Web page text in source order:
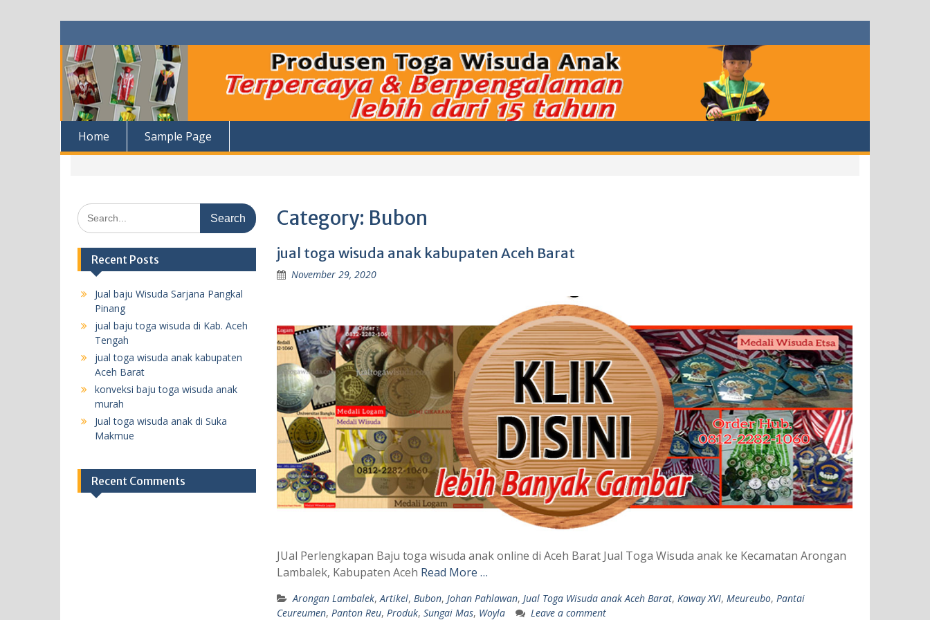
to
content
Home Sample Page
Category: Bubon
jual toga wisuda anak kabupaten Aceh Barat
November 29, 2020
JUal Perlengkapan Baju toga wisuda anak online di Aceh Barat Jual Toga Wisuda anak ke Kecamatan Arongan
Lambalek, Kabupaten Aceh Read More …
Arongan Lambalek,Artikel, Bubon, Johan Pahlawan, Jual Toga Wisuda anak Aceh Barat, Kaway XVI, Meureubo, Pantai
Ceureumen, Panton Reu, Produk, Sungai Mas, Woyla Leave a comment
Search
for:
Recent Posts
Jual baju Wisuda Sarjana Pangkal
Pinang
jual baju toga wisuda di Kab. Aceh
Tengah
jual toga wisuda anak kabupaten
Aceh Barat
konveksi baju toga wisuda anak
murah
Jual toga wisuda anak di Suka
Makmue
Recent Comments